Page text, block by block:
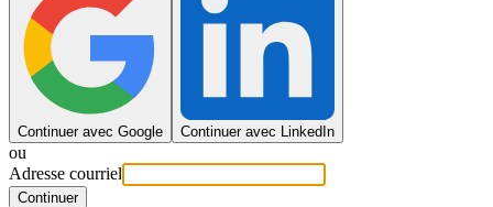
Continuer avec Google Continuer avec LinkedIn
ou
Adresse courriel
Continuer